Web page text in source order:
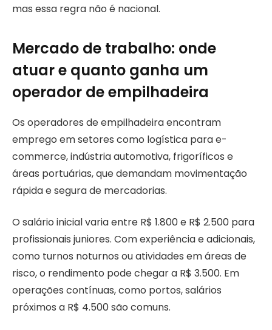
mas essa regra não é nacional.
Mercado de trabalho: onde
atuar e quanto ganha um
operador de empilhadeira
Os operadores de empilhadeira encontram
emprego em setores como logística para e-
commerce, indústria automotiva, frigoríficos e
áreas portuárias, que demandam movimentação
rápida e segura de mercadorias.
O salário inicial varia entre R$ 1.800 e R$ 2.500 para
profissionais juniores. Com experiência e adicionais,
como turnos noturnos ou atividades em áreas de
risco, o rendimento pode chegar a R$ 3.500. Em
operações contínuas, como portos, salários
próximos a R$ 4.500 são comuns.